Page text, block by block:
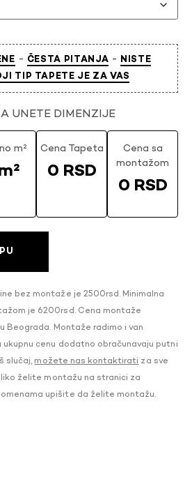
- ČESTA PITANJA -
NISTE
TIP TAPETE JE ZA VAS
UNETE DIMENZIJE
m² Cena Tapeta
0 RSD
Cena sa
montažom
0 RSD
bez montaže je 2500rsd. Minimalna
je 6200rsd. Cena montaže
Beograda. Montaže radimo i van
ukupnu cenu dodatno obračunavaju putni
slučaj, možete nas kontaktirati za sve
želite montažu na stranici za
upišite da želite montažu.